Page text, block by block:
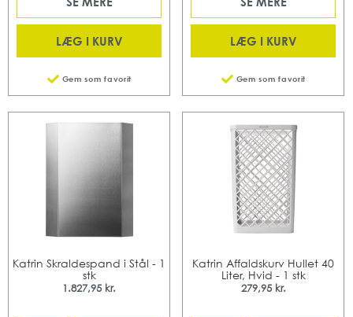
LÆG I KURV
Gem som favorit
LÆG I KURV
Gem som favorit
Katrin Skraldespand i Stål - 1
stk
1.827,95 kr.
Katrin Affaldskurv Hullet 40
Liter, Hvid - 1 stk
279,95 kr.